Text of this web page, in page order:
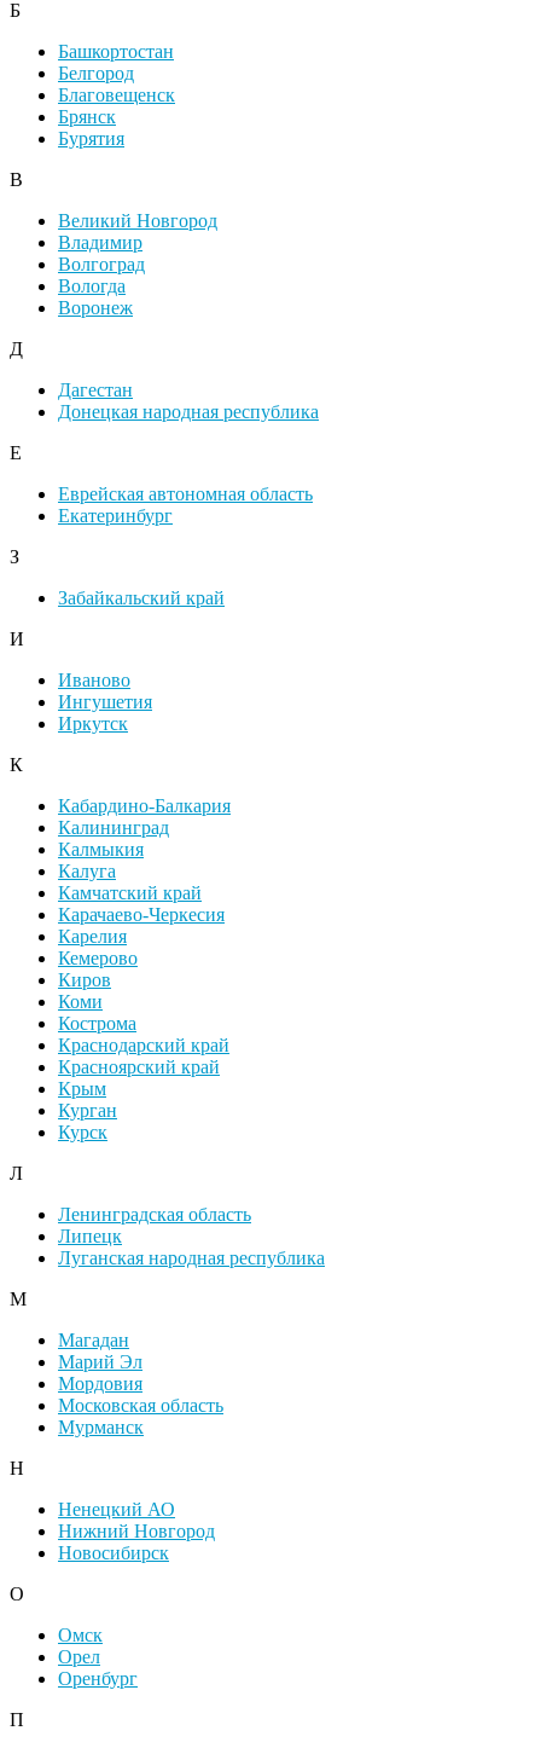
Б
Башкортостан
Белгород
Благовещенск
Брянск
Бурятия
В
Великий Новгород
Владимир
Волгоград
Вологда
Воронеж
Д
Дагестан
Донецкая народная республика
Е
Еврейская автономная область
Екатеринбург
З
Забайкальский край
И
Иваново
Ингушетия
Иркутск
К
Кабардино-Балкария
Калининград
Калмыкия
Калуга
Камчатский край
Карачаево-Черкесия
Карелия
Кемерово
Киров
Коми
Кострома
Краснодарский край
Красноярский край
Крым
Курган
Курск
Л
Ленинградская область
Липецк
Луганская народная республика
М
Магадан
Марий Эл
Мордовия
Московская область
Мурманск
Н
Ненецкий АО
Нижний Новгород
Новосибирск
О
Омск
Орел
Оренбург
П